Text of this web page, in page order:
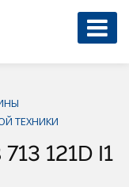
ТЕХНИКИ
121D I1